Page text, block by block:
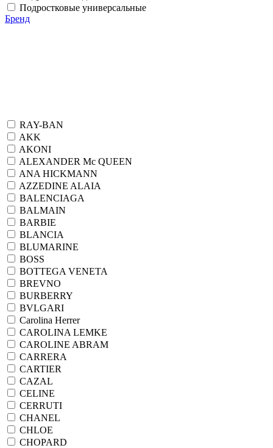
Подростковые универсальные
Бренд
RAY-BAN
AKK
AKONI
ALEXANDER Mc QUEEN
ANA HICKMANN
AZZEDINE ALAIA
BALENCIAGA
BALMAIN
BARBIE
BLANCIA
BLUMARINE
BOSS
BOTTEGA VENETA
BREVNO
BURBERRY
BVLGARI
Carolina Herrer
CAROLINA LEMKE
CAROLINE ABRAM
CARRERA
CARTIER
CAZAL
CELINE
CERRUTI
CHANEL
CHLOE
CHOPARD